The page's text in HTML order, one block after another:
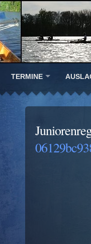
TERMINE